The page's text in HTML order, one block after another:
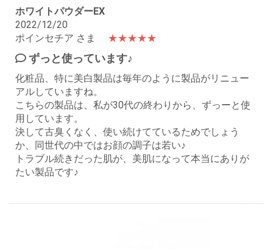
ホワイトパウダーEX
2022/12/20
ポインセチア さま
★★★★★
ずっと使っています♪
化粧品、特に美白製品は毎年のように製品がリニュー
アルしていますね。
こちらの製品は、私が30代の終わりから、ずっーと使
用しています。
決して古臭くなく、使い続けてているためでしょう
か、同世代の中ではお顔の調子は若い♪
トラブル続きだった肌が、美肌になって本当にありが
たい製品です♪